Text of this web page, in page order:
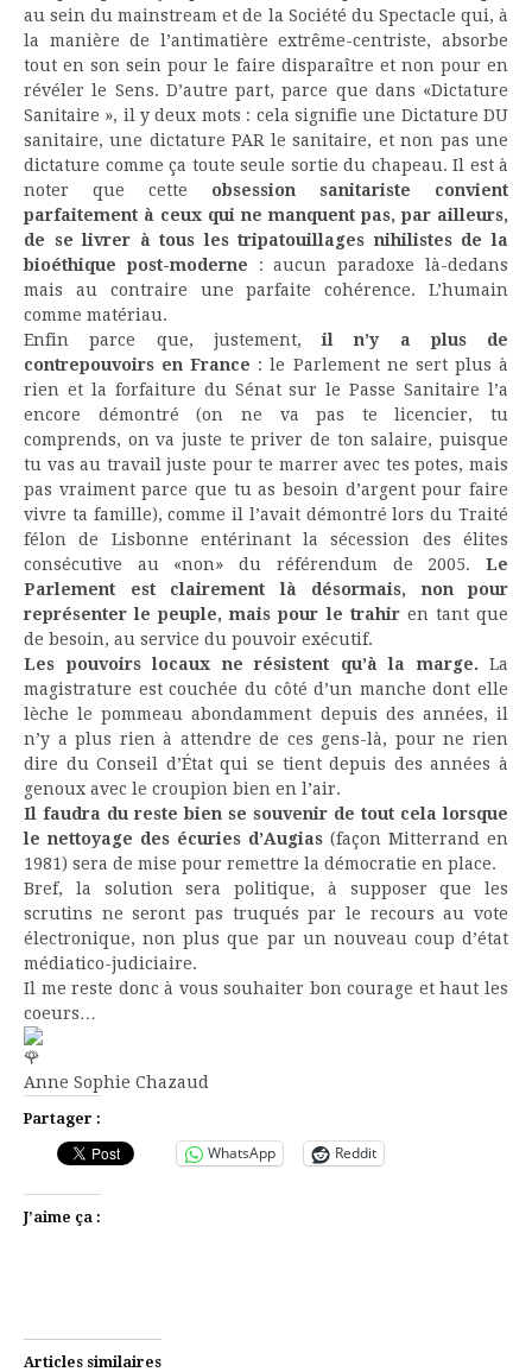
au sein du mainstream et de la Société du Spectacle qui, à
la manière de l’antimatière extrême-centriste, absorbe
tout en son sein pour le faire disparaître et non pour en
révéler le Sens. D’autre part, parce que dans «Dictature
Sanitaire », il y deux mots : cela signifie une Dictature DU
sanitaire, une dictature PAR le sanitaire, et non pas une
dictature comme ça toute seule sortie du chapeau. Il est à
noter que cette obsession sanitariste convient
parfaitement à ceux qui ne manquent pas, par ailleurs,
de se livrer à tous les tripatouillages nihilistes de la
bioéthique post-moderne : aucun paradoxe là-dedans
mais au contraire une parfaite cohérence. L’humain
comme matériau.
Enfin parce que, justement,il n’y a plus de
contrepouvoirs en France : le Parlement ne sert plus à
rien et la forfaiture du Sénat sur le Passe Sanitaire l’a
encore démontré (on ne va pas te licencier, tu
comprends, on va juste te priver de ton salaire, puisque
tu vas au travail juste pour te marrer avec tes potes, mais
pas vraiment parce que tu as besoin d’argent pour faire
vivre ta famille), comme il l’avait démontré lors du Traité
félon de Lisbonne entérinant la sécession des élites
consécutive au «non» du référendum de 2005. Le
Parlement est clairement là désormais, non pour
représenter le peuple, mais pour le trahiren tant que
de besoin, au service du pouvoir exécutif.
Les pouvoirs locaux ne résistent qu’à la marge. La
magistrature est couchée du côté d’un manche dont elle
lèche le pommeau abondamment depuis des années, il
n’y a plus rien à attendre de ces gens-là, pour ne rien
dire du Conseil d’État qui se tient depuis des années à
genoux avec le croupion bien en l’air.
Il faudra du reste bien se souvenir de tout cela lorsque
le nettoyage des écuries d’Augias (façon Mitterrand en
1981) sera de mise pour remettre la démocratie en place.
Bref, la solution sera politique, à supposer que les
scrutins ne seront pas truqués par le recours au vote
électronique, non plus que par un nouveau coup d’état
médiatico-judiciaire.
Il me reste donc à vous souhaiter bon courage et haut les
coeurs…
Anne Sophie Chazaud
Partager :
WhatsApp Reddit
J’aime ça :
Articles similaires